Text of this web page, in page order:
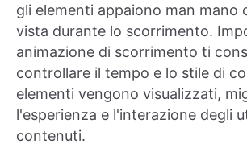
gli elementi appaiono man mano
vista durante lo scorrimento.
animazione di scorrimento ti
controllare il tempo e lo stile di
elementi vengono visualizzati,
l'esperienza e l'interazione degli
contenuti.